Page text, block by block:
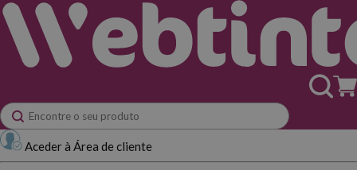
Aceder à Área de cliente